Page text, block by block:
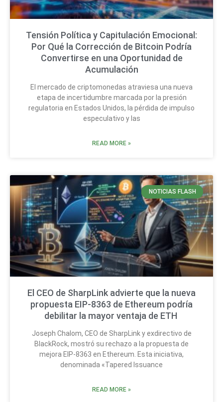
Tensión Política y Capitulación Emocional:
Por Qué la Corrección de Bitcoin Podría
Convertirse en una Oportunidad de
Acumulación
El mercado de criptomonedas atraviesa una nueva
etapa de incertidumbre marcada por la presión
regulatoria en Estados Unidos, la pérdida de impulso
especulativo y las
READ MORE »
NOTICIAS FLASH
El CEO de SharpLink advierte que la nueva
propuesta EIP-8363 de Ethereum podría
debilitar la mayor ventaja de ETH
Joseph Chalom, CEO de SharpLink y exdirectivo de
BlackRock, mostró su rechazo a la propuesta de
mejora EIP-8363 en Ethereum. Esta iniciativa,
denominada «Tapered Issuance
READ MORE »